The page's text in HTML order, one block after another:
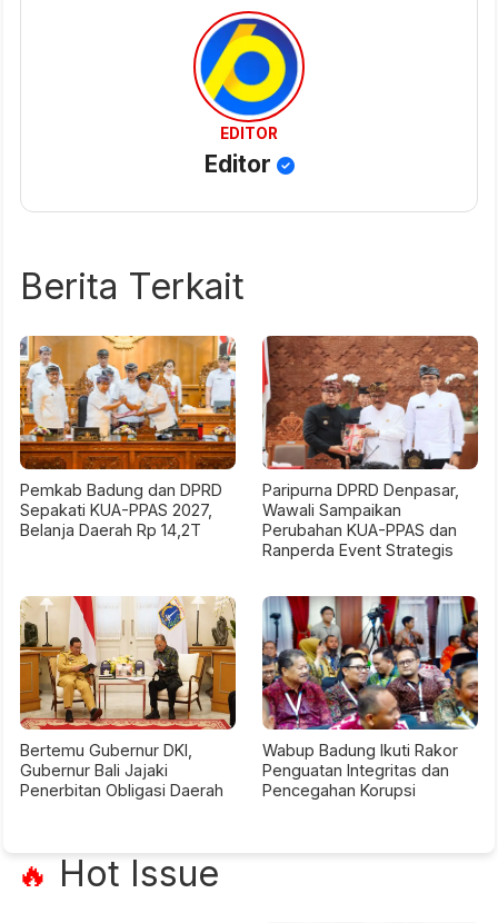
EDITOR
Editor
Berita Terkait
Pemkab Badung dan DPRD
Sepakati KUA-PPAS 2027,
Belanja Daerah Rp 14,2T
Paripurna DPRD Denpasar,
Wawali Sampaikan
Perubahan KUA-PPAS dan
Ranperda Event Strategis
Bertemu Gubernur DKI,
Gubernur Bali Jajaki
Penerbitan Obligasi Daerah
Wabup Badung Ikuti Rakor
Penguatan Integritas dan
Pencegahan Korupsi
🔥 Hot Issue